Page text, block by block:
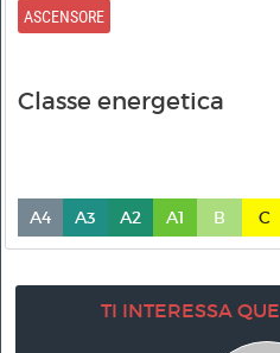
ASCENSORE
Classe energetica
A4 A3 A2 A1 B C
TI INTERESSA